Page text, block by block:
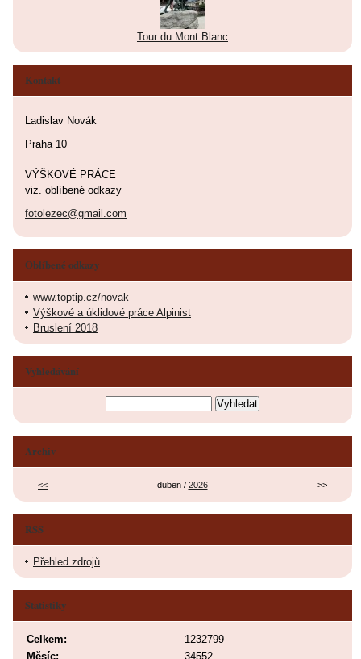
Tour du Mont Blanc
Kontakt
Ladislav Novák
Praha 10
VÝŠKOVÉ PRÁCE
viz. oblíbené odkazy
fotolezec@gmail.com
Oblíbené odkazy
www.toptip.cz/novak
Výškové a úklidové práce Alpinist
Bruslení 2018
Vyhledávání
Archiv
<< duben / 2026 >>
RSS
Přehled zdrojů
Statistiky
Celkem:
1232799
Měsíc:
34552